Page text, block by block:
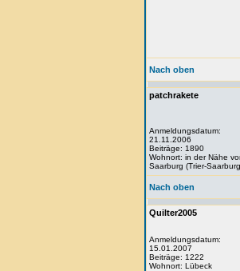
Nach oben
patchrakete
Anmeldungsdatum:
21.11.2006
Beiträge: 1890
Wohnort: in der Nähe
Saarburg (Trier-
Nach oben
Quilter2005
Anmeldungsdatum:
15.01.2007
Beiträge: 1222
Wohnort: Lübeck